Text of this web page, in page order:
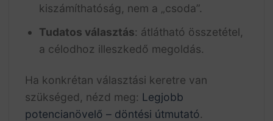
kiszámíthatóság, nem a „csoda”.
Tudatos választás: átlátható összetétel,
a célodhoz illeszkedő megoldás.
Ha konkrétan választási keretre van
szükséged, nézd meg: Legjobb
potencianövelő – döntési útmutató.